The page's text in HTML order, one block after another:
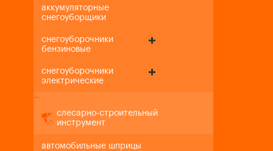
аккумуляторные
снегоуборщики
снегоуборочники
бензиновые
снегоуборочники
электрические
+-
слесарно-строительный
инструмент
автомобильные шприцы